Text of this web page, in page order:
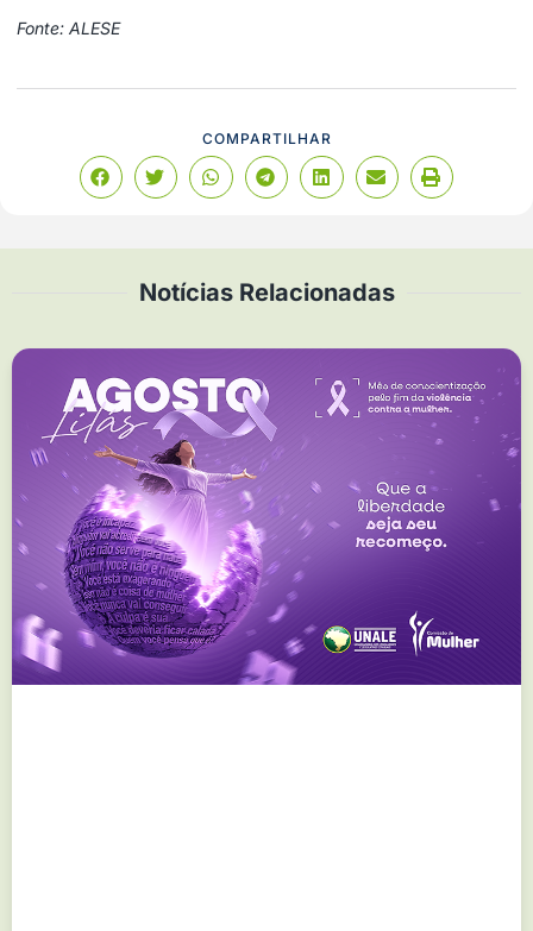
Fonte: ALESE
COMPARTILHAR
Notícias Relacionadas